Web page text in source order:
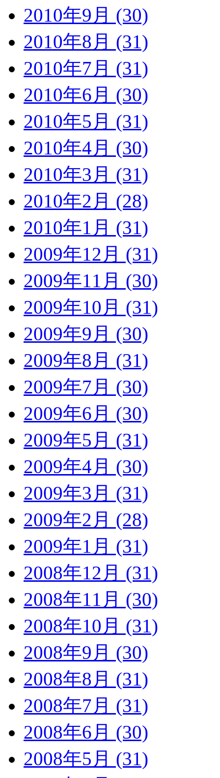
2010年9月 (30)
2010年8月 (31)
2010年7月 (31)
2010年6月 (30)
2010年5月 (31)
2010年4月 (30)
2010年3月 (31)
2010年2月 (28)
2010年1月 (31)
2009年12月 (31)
2009年11月 (30)
2009年10月 (31)
2009年9月 (30)
2009年8月 (31)
2009年7月 (30)
2009年6月 (30)
2009年5月 (31)
2009年4月 (30)
2009年3月 (31)
2009年2月 (28)
2009年1月 (31)
2008年12月 (31)
2008年11月 (30)
2008年10月 (31)
2008年9月 (30)
2008年8月 (31)
2008年7月 (31)
2008年6月 (30)
2008年5月 (31)